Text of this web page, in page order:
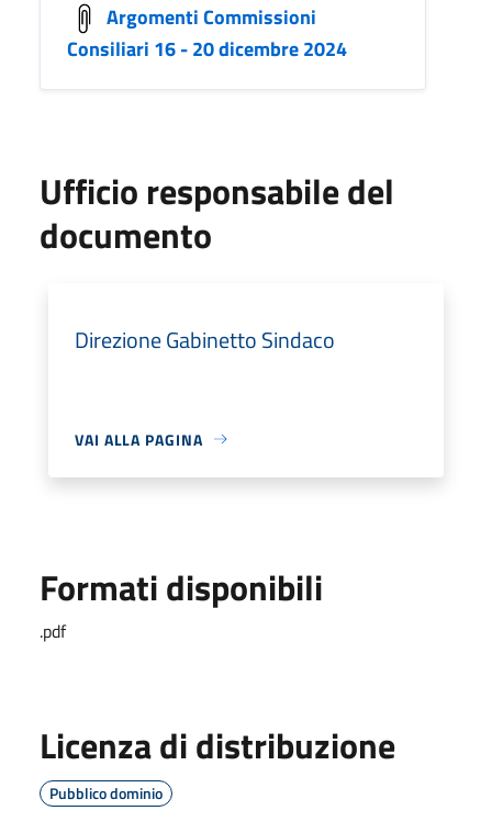
Argomenti Commissioni
Consiliari 16 - 20 dicembre 2024
Ufficio responsabile del
documento
Direzione Gabinetto Sindaco
VAI ALLA PAGINA
Formati disponibili
.pdf
Licenza di distribuzione
Pubblico dominio